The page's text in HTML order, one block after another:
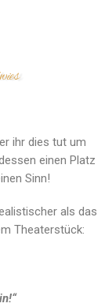
ihr dies tut um
einen Platz
Sinn!
als das
Theaterstück: